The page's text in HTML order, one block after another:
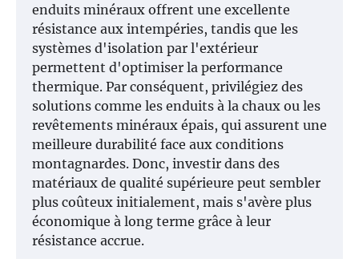
enduits minéraux offrent une excellente
résistance aux intempéries, tandis que les
systèmes d'isolation par l'extérieur
permettent d'optimiser la performance
thermique. Par conséquent, privilégiez des
solutions comme les enduits à la chaux ou les
revêtements minéraux épais, qui assurent une
meilleure durabilité face aux conditions
montagnardes. Donc, investir dans des
matériaux de qualité supérieure peut sembler
plus coûteux initialement, mais s'avère plus
économique à long terme grâce à leur
résistance accrue.